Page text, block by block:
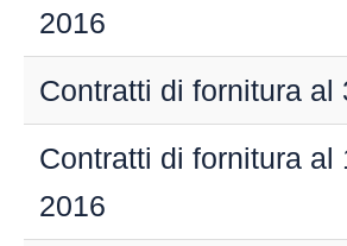
2016
Contratti di fornitura
Contratti di fornitura al
2016